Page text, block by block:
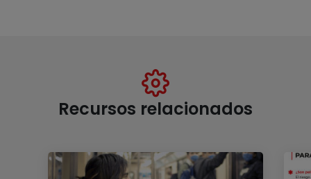
Recursos relacionados